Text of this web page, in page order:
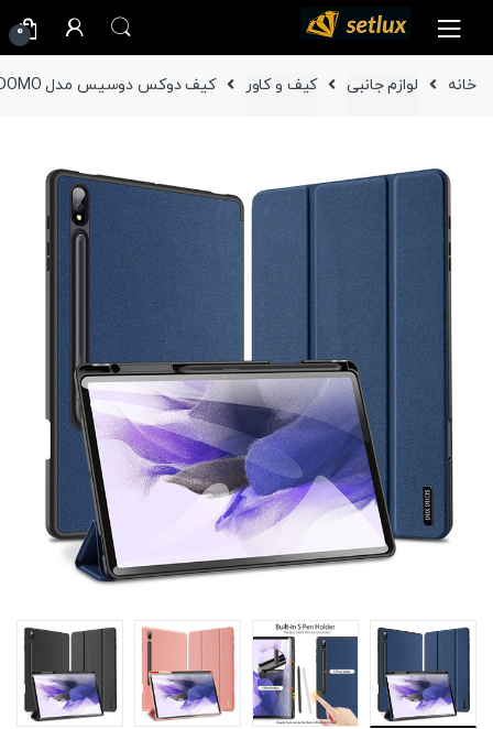
navigation
content
0
خانه لوازم جانبی کیف و کاور کیف دوکس دوسیس مدل DOMO تبلت سامسونگ Galaxy Tab S9 Plus